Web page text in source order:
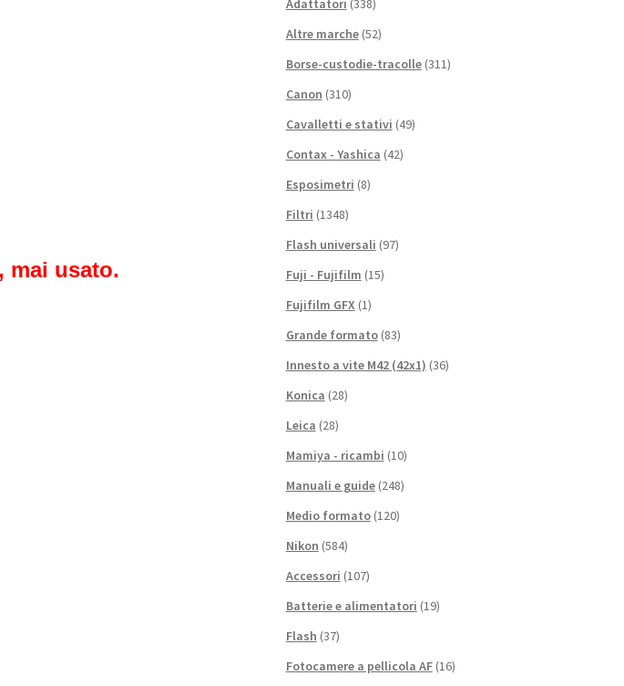
mai usato.
Adattatori (338)
Altre marche (52)
Borse-custodie-tracolle (311)
Canon (310)
Cavalletti e stativi (49)
Contax - Yashica (42)
Esposimetri (8)
Filtri (1348)
Flash universali (97)
Fuji - Fujifilm (15)
Fujifilm GFX (1)
Grande formato (83)
Innesto a vite M42 (42x1) (36)
Konica (28)
Leica (28)
Mamiya - ricambi (10)
Manuali e guide (248)
Medio formato (120)
Nikon (584)
Accessori (107)
Batterie e alimentatori (19)
Flash (37)
Fotocamere a pellicola AF (16)